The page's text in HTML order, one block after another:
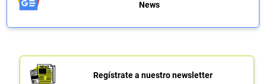
News
Regístrate a nuestro newsletter